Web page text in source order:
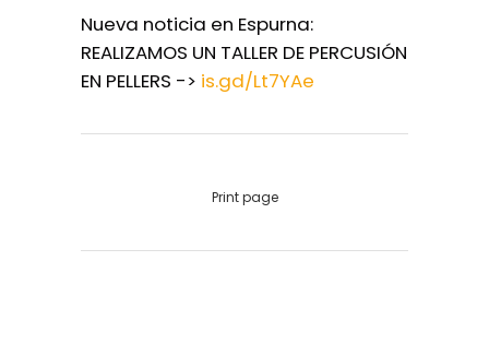
Nueva noticia en Espurna:
REALIZAMOS UN TALLER DE PERCUSIÓN
EN PELLERS -> is.gd/Lt7YAe
Print page